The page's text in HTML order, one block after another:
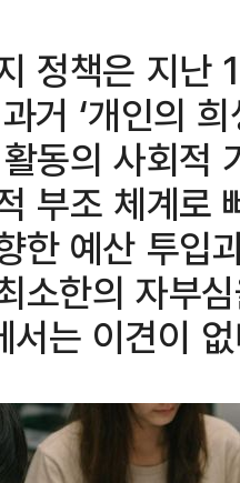
정책은 지난
거 ‘개인의
동의 사회적
부조 체계로
한 예산 투입
소한의 자부
서는 이견이